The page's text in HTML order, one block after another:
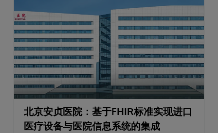
北京安贞医院：基于FHIR标准实现进口
医疗设备与医院信息系统的集成